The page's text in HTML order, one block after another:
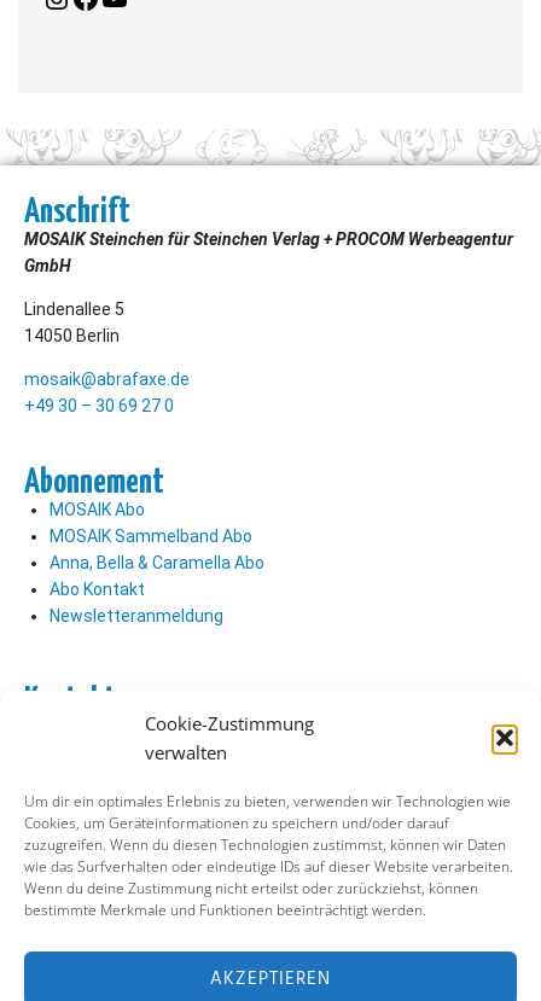
Cookie-Zustimmung
verwalten
Um dir ein optimales Erlebnis zu bieten, verwenden wir Technologien wie
Cookies, um Geräteinformationen zu speichern und/oder darauf
zuzugreifen. Wenn du diesen Technologien zustimmst, können wir Daten
wie das Surfverhalten oder eindeutige IDs auf dieser Website verarbeiten.
Wenn du deine Zustimmung nicht erteilst oder zurückziehst, können
bestimmte Merkmale und Funktionen beeinträchtigt werden.
AKZEPTIEREN
Anschrift
MOSAIK Steinchen für Steinchen Verlag + PROCOM Werbeagentur
GmbH
Lindenallee 5
14050 Berlin
mosaik@abrafaxe.de
+49 30 – 30 69 27 0
Abonnement
MOSAIK Abo
MOSAIK Sammelband Abo
Anna, Bella & Caramella Abo
Abo Kontakt
Newsletteranmeldung
Kontakt
Verlag Kontakt
Soziale Medien
Facebook
Instagram